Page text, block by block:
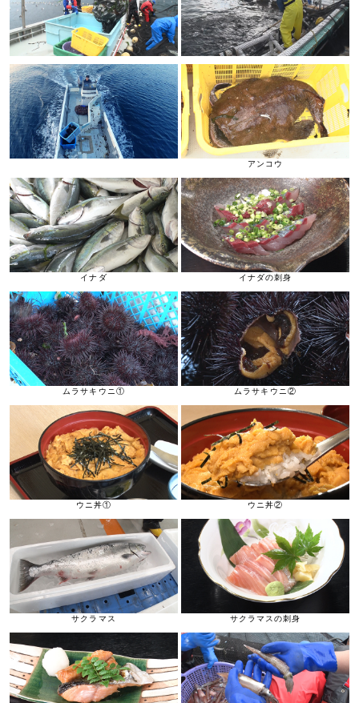
アンコウ
イナダ イナダの刺身
ムラサキウニ① ムラサキウニ②
ウニ丼① ウニ丼②
サクラマス サクラマスの刺身